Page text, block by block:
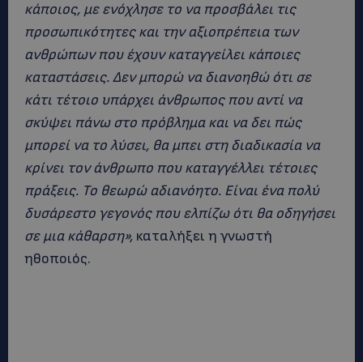
κάποιος, με ενόχλησε το να προσβάλει τις
προσωπικότητες και την αξιοπρέπεια των
ανθρώπων που έχουν καταγγείλει κάποιες
καταστάσεις. Δεν μπορώ να διανοηθώ ότι σε
κάτι τέτοιο υπάρχει άνθρωπος που αντί να
σκύψει πάνω στο πρόβλημα και να δει πώς
μπορεί να το λύσει, θα μπει στη διαδικασία να
κρίνει τον άνθρωπο που καταγγέλλει τέτοιες
πράξεις. Το θεωρώ αδιανόητο. Είναι ένα πολύ
δυσάρεστο γεγονός που ελπίζω ότι θα οδηγήσει
σε μια κάθαρση», καταλήξει η γνωστή
ηθοποιός.